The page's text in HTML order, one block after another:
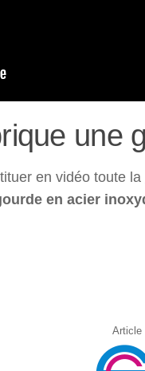
une
en vidéo toute la
en acier
Article